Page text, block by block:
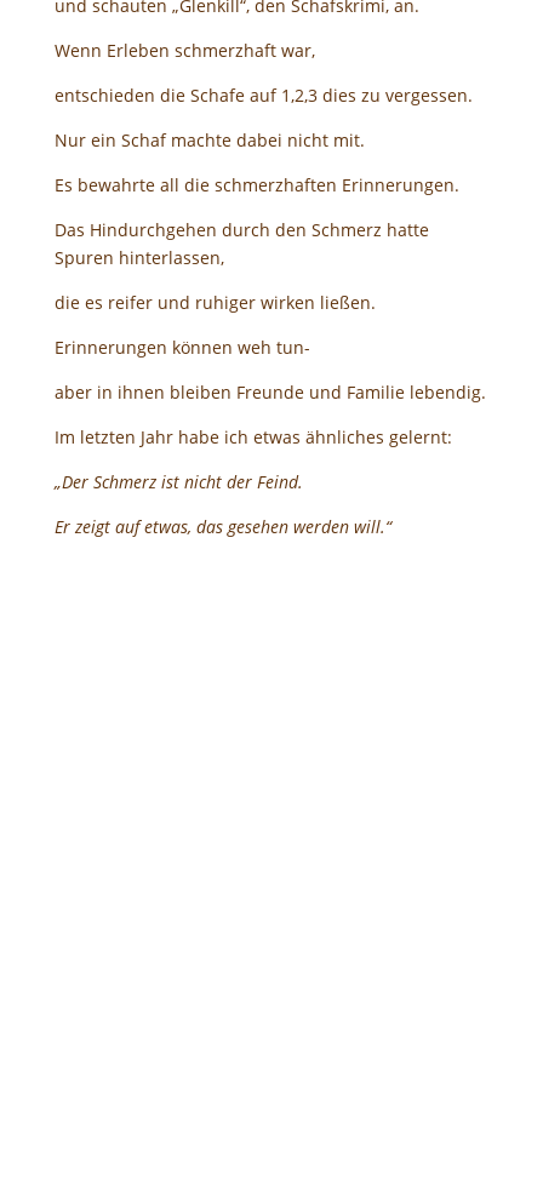
und schauten „Glenkill“, den Schafskrimi, an.
Wenn Erleben schmerzhaft war,
entschieden die Schafe auf 1,2,3 dies zu vergessen.
Nur ein Schaf machte dabei nicht mit.
Es bewahrte all die schmerzhaften Erinnerungen.
Das Hindurchgehen durch den Schmerz hatte
Spuren hinterlassen,
die es reifer und ruhiger wirken ließen.
Erinnerungen können weh tun-
aber in ihnen bleiben Freunde und Familie lebendig.
Im letzten Jahr habe ich etwas ähnliches gelernt:
„Der Schmerz ist nicht der Feind.
Er zeigt auf etwas, das gesehen werden will.“